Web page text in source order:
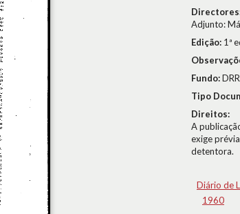
Adjunto:
Edição: 1ª
Fundo:
Tipo
Direitos:
A
exige
detentora.
Diário de
1960